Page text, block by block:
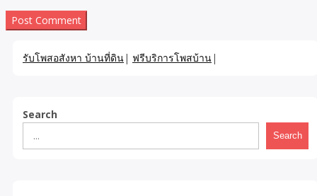
รับโพสอสังหา บ้านที่ดิน| ฟรีบริการโพสบ้าน|
Search
Search